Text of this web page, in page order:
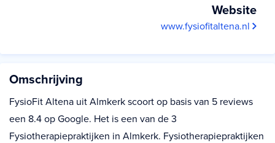
Website
www.fysiofitaltena.nl
Omschrijving
FysioFit Altena uit Almkerk scoort op basis van 5 reviews
een 8.4 op Google. Het is een van de 3
Fysiotherapiepraktijken in Almkerk. Fysiotherapiepraktijken